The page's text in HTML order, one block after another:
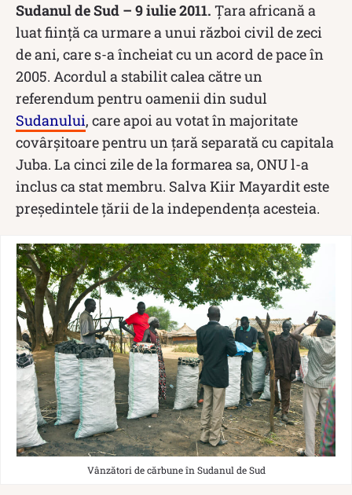
Sudanul de Sud – 9 iulie 2011. Țara africană a
luat ființă ca urmare a unui război civil de zeci
de ani, care s-a încheiat cu un acord de pace în
2005. Acordul a stabilit calea către un
referendum pentru oamenii din sudul
Sudanului, care apoi au votat în majoritate
covârșitoare pentru un țară separată cu capitala
Juba. La cinci zile de la formarea sa, ONU l-a
inclus ca stat membru. Salva Kiir Mayardit este
președintele țării de la independența acesteia.
Vânzători de cărbune în Sudanul de Sud